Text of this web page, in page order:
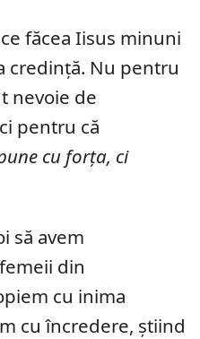
făcea Iisus minuni
credință. Nu pentru
nevoie de
pentru că
cu forța, ci
să avem
din
cu inima
cu încredere, știind